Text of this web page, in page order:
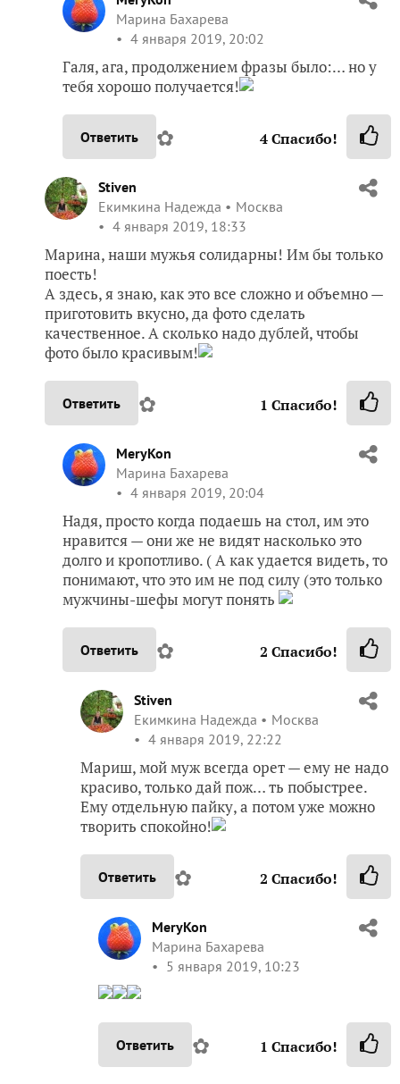
тебя хорошо получается!
Ответить ✿ 4Спасибо!
Stiven
Екимкина Надежда
Москва
4 января 2019, 18:33
Марина, наши мужья солидарны! Им бы только
поесть!
А здесь, я знаю, как это все сложно и объемно —
качественное. А сколько надо дублей, чтобы
фото было красивым!
Ответить ✿ 1Спасибо!
MeryKon
Марина Бахарева
4 января 2019, 20:04
Надя, просто когда подаешь на стол, им это
нравится — они же не видят насколько это
долго и кропотливо. ( А как удается видеть, то
мужчины-шефы могут понять
Ответить ✿ 2Спасибо!
Stiven
Екимкина Надежда
Москва
4 января 2019, 22:22
Мариш, мой муж всегда орет — ему не надо
красиво, только дай пож… ть побыстрее.
Ему отдельную пайку, а потом уже можно
Ответить ✿ 2Спасибо!
MeryKon
Марина Бахарева
5 января 2019, 10:23
Ответить ✿ 1Спасибо!
Virina
Челябинск 4 января 2019, 17:28